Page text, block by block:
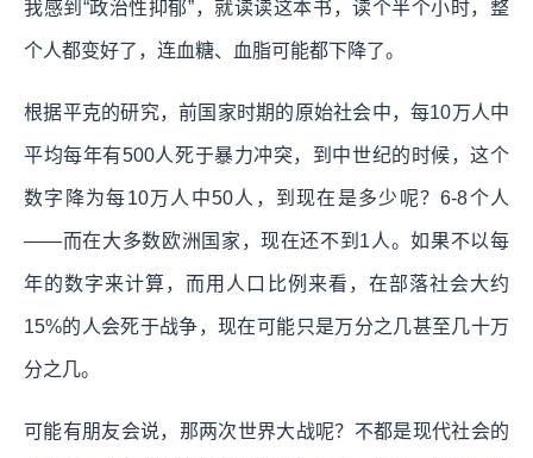
我感到“政治性抑郁”，就读读这本书，读个半个小时，整
个人都变好了，连血糖、血脂可能都下降了。
根据平克的研究，前国家时期的原始社会中，每10万人中
平均每年有500人死于暴力冲突，到中世纪的时候，这个
数字降为每10万人中50人，到现在是多少呢？6-8个人
——而在大多数欧洲国家，现在还不到1人。如果不以每
年的数字来计算，而用人口比例来看，在部落社会大约
15%的人会死于战争，现在可能只是万分之几甚至几十万
分之几。
可能有朋友会说，那两次世界大战呢？不都是现代社会的